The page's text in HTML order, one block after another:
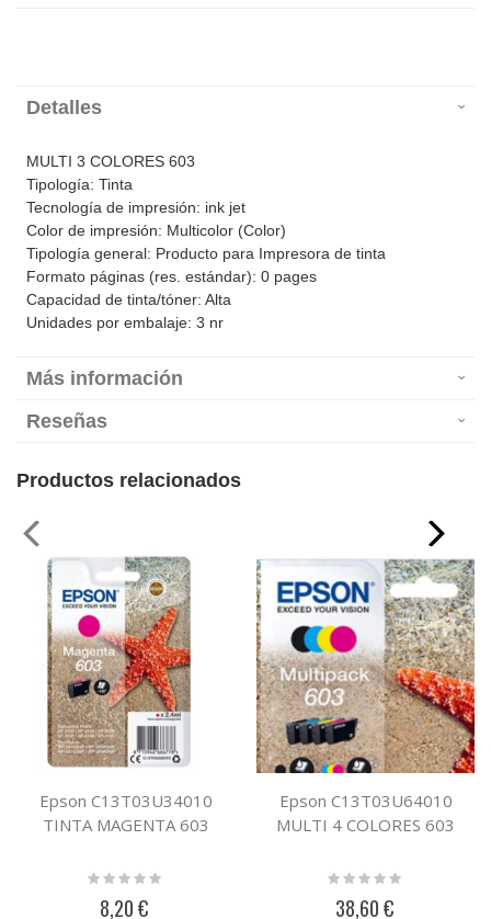
Detalles
MULTI 3 COLORES 603
Tipología: Tinta
Tecnología de impresión: ink jet
Color de impresión: Multicolor (Color)
Tipología general: Producto para Impresora de tinta
Formato páginas (res. estándar): 0 pages
Capacidad de tinta/tóner: Alta
Unidades por embalaje: 3 nr
Más información
Reseñas
Productos relacionados
Epson C13T03U34010
TINTA MAGENTA 603
Rating:
8,20 €
Epson C13T03U64010
MULTI 4 COLORES 603
Rating:
38,60 €